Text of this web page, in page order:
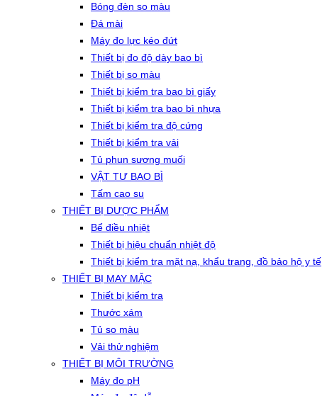
Bóng đèn so màu
Đá mài
Máy đo lực kéo đứt
Thiết bị đo độ dày bao bì
Thiết bị so màu
Thiết bị kiểm tra bao bì giấy
Thiết bị kiểm tra bao bì nhựa
Thiết bị kiểm tra độ cứng
Thiết bị kiểm tra vải
Tủ phun sương muối
VẬT TƯ BAO BÌ
Tấm cao su
THIẾT BỊ DƯỢC PHẨM
Bể điều nhiệt
Thiết bị hiệu chuẩn nhiệt độ
Thiết bị kiểm tra mặt nạ, khẩu trang, đồ bảo hộ y tế
THIẾT BỊ MAY MẶC
Thiết bị kiểm tra
Thước xám
Tủ so màu
Vải thử nghiệm
THIẾT BỊ MÔI TRƯỜNG
Máy đo pH